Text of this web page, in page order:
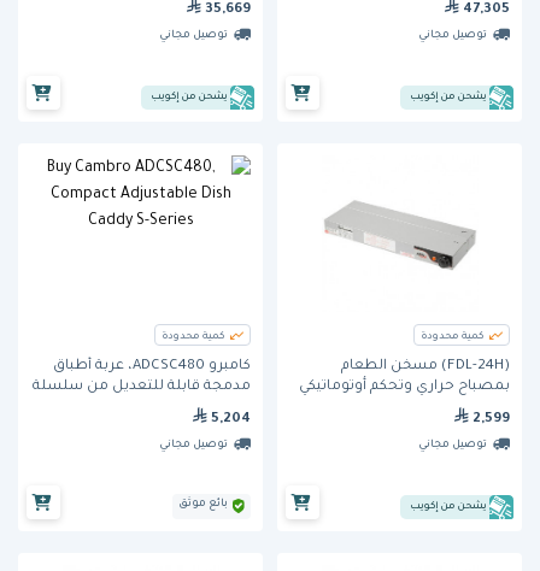
47,305
توصيل مجاني
يشحن من إكويب
35,669
توصيل مجاني
يشحن من إكويب
كمية محدودة
(FDL-24H) مسخن الطعام
بمصباح حراري وتحكم أوتوماتيكي
2,599
توصيل مجاني
يشحن من إكويب
كمية محدودة
كامبرو ADCSC480، عربة أطباق
مدمجة قابلة للتعديل من سلسلة
5,204
توصيل مجاني
بائع موثق